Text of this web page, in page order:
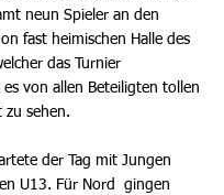
neun Spieler an den
fast heimischen Halle des
das Turnier
von allen Beteiligten tollen
zu sehen.
der Tag mit Jungen
U13. Für Nord  gingen